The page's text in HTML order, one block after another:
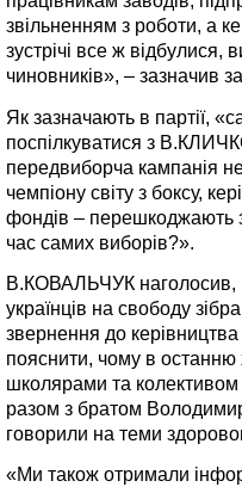
звільненням з роботи, а
зустрічі все ж
чиновників», – зазначив
Як зазначають в партії,
поспілкуватися з
передвиборча кампанія
чемпіону світу з боксу,
фондів – перешкоджають
час самих виборів?».
В.КОВАЛЬЧУК наголосив,
українців на свободу
звернення до
пояснити, чому в останню
школярами та колективом
разом з братом
говорили на теми
«Ми також отримали